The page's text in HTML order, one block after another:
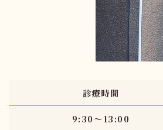
診療時間
9:30〜13:00